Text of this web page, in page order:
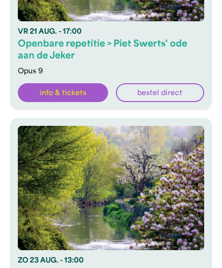
VR 21 AUG. - 17:00
Opus 9
Openbare repetitie > Piet Swerts' ode
aan de Jeker
info & tickets bestel direct
ZO 23 AUG. - 13:00